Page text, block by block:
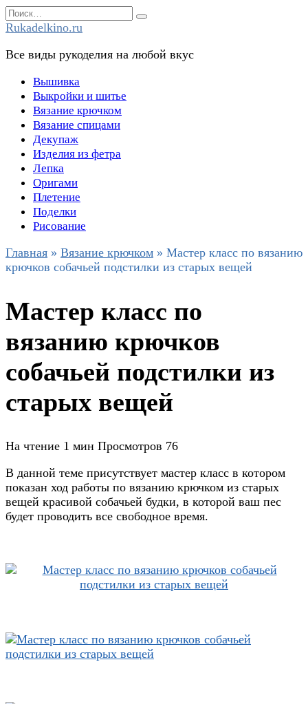
Перейти
к
Search
for:
Rukadelkino.ru
Все виды рукоделия на любой вкус
Вышивка
Выкройки и шитье
Вязание крючком
Вязание спицами
Декупаж
Изделия из фетра
Лепка
Оригами
Плетение
Поделки
Рисование
Главная » Вязание крючком » Мастер класс по вязанию
крючков собачьей подстилки из старых вещей
Мастер класс по
вязанию крючков
собачьей подстилки из
старых вещей
На чтение 1 мин Просмотров 76
В данной теме присутствует мастер класс в котором
показан ход работы по вязанию крючком из старых
вещей красивой собачьей будки, в которой ваш пес
будет проводить все свободное время.